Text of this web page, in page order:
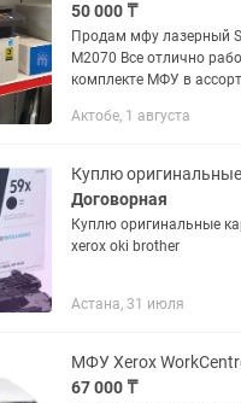
50 000 ₸
Продам мфу лазерный
M2070 Все отлично
комплекте МФУ в ассортименте
M130а - 39тыс HP
Актобе, 1 августа
Договорная
Куплю оригинальные
xerox oki brother
Астана, 31 июля
МФУ Xerox
67 000 ₸